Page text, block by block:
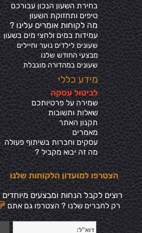
בחירת השעון הנכון עבורכם
טיפים ותחזוקת השעון
מה לקוחות אומרים עלינו ?
עמידות במים ולחצי מים בשעון
שעונים לילדים נוער וחיילים
מבצעי החודש שלנו
שעונים במהדורה מוגבלת
מידע כללי
לביטול עסקה
שמירה על פרטיותכם
שאלות ותשובות
תקנון האתר
מאמרים
עסקים וחברות בשיתוף פעולה
מה זה יבוא מקביל ?
הצטרפו למועדון הלקוחות שלנו
רוצים לקבל הנחות ומבצעים מיוחדים
רק לחברים שלנו ? הצטרפו גם אתם